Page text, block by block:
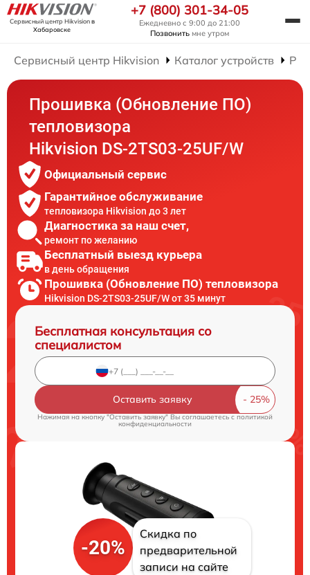
Сервисный центр Hikvisionв
Хабаровске
+7 (800) 301-34-05
Ежедневно с 9:00 до 21:00
Позвонить мне утром
Сервисный центр Hikvision Каталог устройств
Прошивка (Обновление ПО)
тепловизора
Hikvision DS-2TS03-25UF/W
Официальный сервис
Гарантийное обслуживание
тепловизора Hikvision до 3 лет
Диагностика за наш счет,
ремонт по желанию
Бесплатный выезд курьера
в день обращения
Прошивка (Обновление ПО) тепловизора
Hikvision DS-2TS03-25UF/W от 35 минут
Бесплатная консультация со
специалистом
Оставить заявку
Нажимая на кнопку "Оставить заявку" Вы соглашаетесь cполитикой
конфиденциальности
-20%
Скидка по
предварительной
записи на сайте